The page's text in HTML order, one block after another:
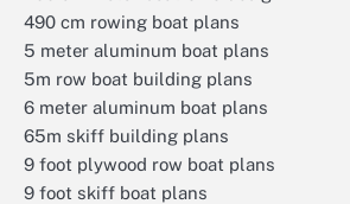
490 cm rowing boat plans
5 meter aluminum boat plans
5m row boat building plans
6 meter aluminum boat plans
65m skiff building plans
9 foot plywood row boat plans
9 foot skiff boat plans